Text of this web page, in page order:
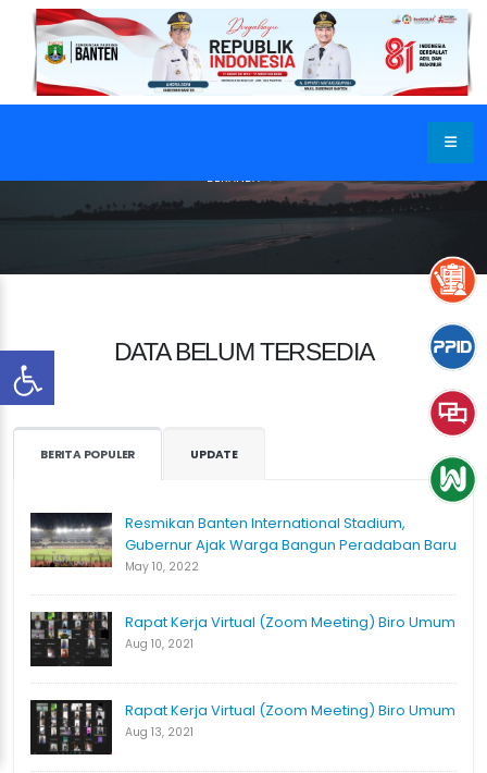
BERANDA
DATA BELUM TERSEDIA
BERITA POPULER UPDATE
Resmikan Banten International Stadium,
Gubernur Ajak Warga Bangun Peradaban Baru
May 10, 2022
Rapat Kerja Virtual (Zoom Meeting) Biro Umum
Aug 10, 2021
Rapat Kerja Virtual (Zoom Meeting) Biro Umum
Aug 13, 2021